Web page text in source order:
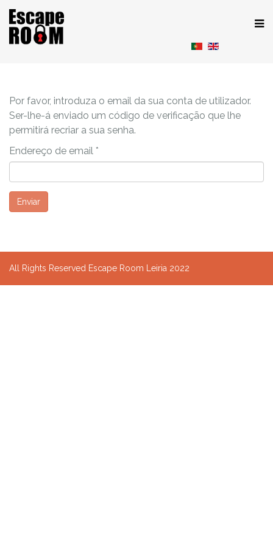
Por favor, introduza o email da sua conta de utilizador.
Ser-lhe-á enviado um código de verificação que lhe
permitirá recriar a sua senha.
Endereço de email *
Enviar
All Rights Reserved Escape Room Leiria 2022